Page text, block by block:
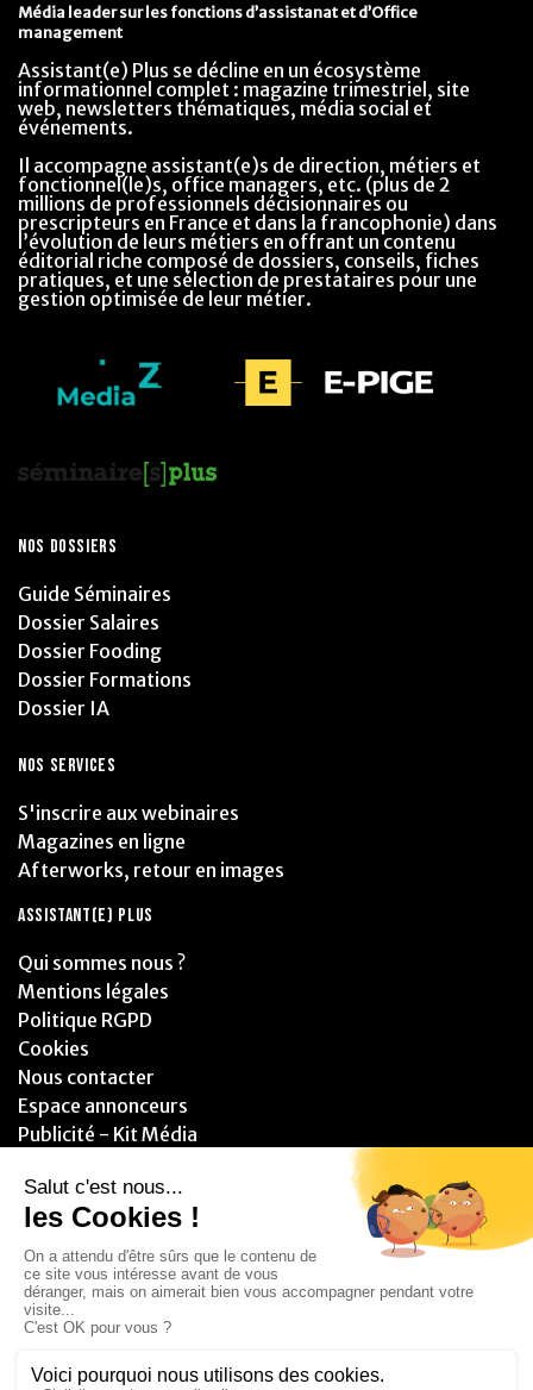
Média leader sur les fonctions d’assistanat et d’Office
management
Assistant(e) Plus se décline en un écosystème
informationnel complet : magazine trimestriel, site
web, newsletters thématiques, média social et
événements.
Il accompagne assistant(e)s de direction, métiers et
fonctionnel(le)s, office managers, etc. (plus de 2
millions de professionnels décisionnaires ou
prescripteurs en France et dans la francophonie) dans
l’évolution de leurs métiers en offrant un contenu
éditorial riche composé de dossiers, conseils, fiches
pratiques, et une sélection de prestataires pour une
gestion optimisée de leur métier.
NOS DOSSIERS
Guide Séminaires
Dossier Salaires
Dossier Fooding
Dossier Formations
Dossier IA
NOS SERVICES
S'inscrire aux webinaires
Magazines en ligne
Afterworks, retour en images
ASSISTANT(E) PLUS
Qui sommes nous ?
Mentions légales
Politique RGPD
Cookies
Nous contacter
Espace annonceurs
Publicité - Kit Média
PARTENAIRES